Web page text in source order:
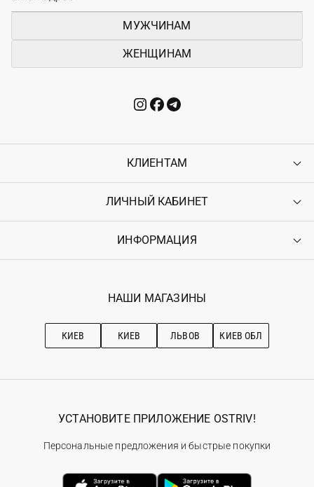
МУЖЧИНАМ
ЖЕНЩИНАМ
КЛИЕНТАМ
Контакты
Возврат
Гарантия
ЛИЧНЫЙ КАБИНЕТ
Войти
Ostriv Club+
ИНФОРМАЦИЯ
Наши магазини
Рекомендации по уходу
НАШИ МАГАЗИНЫ
КИЕВ КИЕВ ЛЬВОВ КИЕВ ОБЛ
УСТАНОВИТЕ ПРИЛОЖЕНИЕ OSTRIV!
Персональные предложения и быстрые покупки